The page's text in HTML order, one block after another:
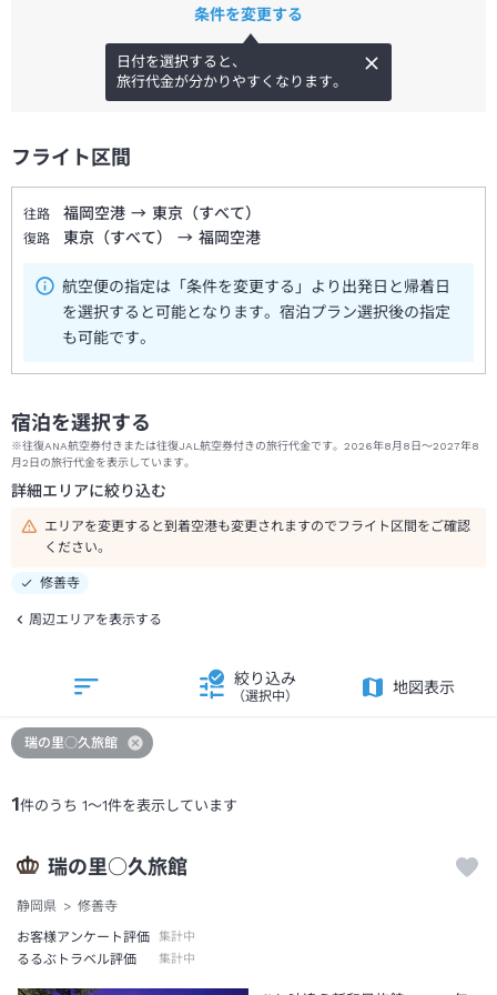
条件を変更する
日付を選択すると、
旅行代金が分かりやすくなります。
フライト区間
往路 福岡空港 → 東京（すべて）
復路 東京（すべて） → 福岡空港
航空便の指定は「条件を変更する」より出発日と帰着日
を選択すると可能となります。宿泊プラン選択後の指定
も可能です。
宿泊を選択する
※往復ANA航空券付きまたは往復JAL航空券付きの旅行代金です。2026年8月8日～2027年8
月2日の旅行代金を表示しています。
詳細エリアに絞り込む
エリアを変更すると到着空港も変更されますのでフライト区間をご確認
ください。
修善寺
周辺エリアを表示する
1件のうち 1～1件を表示しています
絞り込み
（選択中）
地図表示
瑞の里○久旅館
瑞の里○久旅館
静岡県
修善寺
お客様アンケート評価
集計中
るるぶトラベル評価 集計中